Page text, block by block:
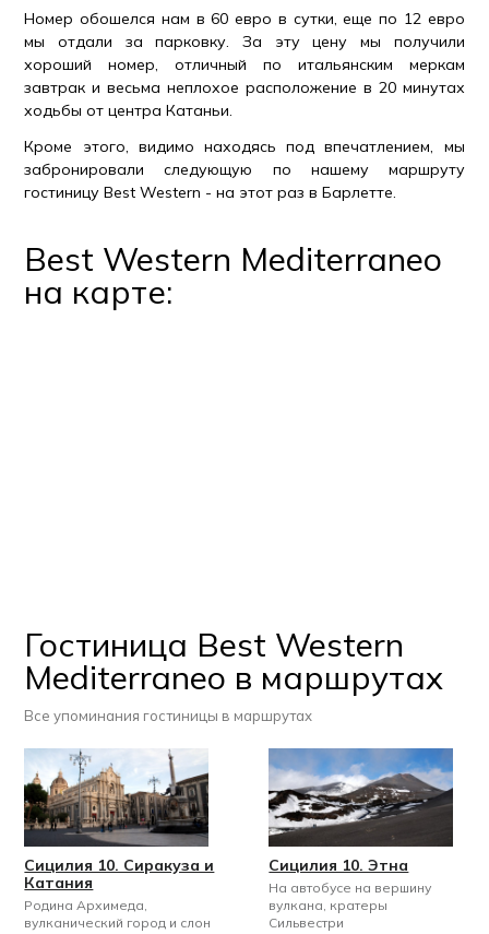
Номер обошелся нам в 60 евро в сутки, еще по 12 евро
мы отдали за парковку. За эту цену мы получили
хороший номер, отличный по итальянским меркам
завтрак и весьма неплохое расположение в 20 минутах
ходьбы от центра Катаньи.
Кроме этого, видимо находясь под впечатлением, мы
забронировали следующую по нашему маршруту
гостиницу Best Western - на этот раз в Барлетте.
Best Western Mediterraneo
на карте:
Гостиница Best Western
Mediterraneo в маршрутах
Все упоминания гостиницы в маршрутах
Сицилия 10. Сиракуза и
Катания
Родина Архимеда,
вулканический город и слон
Сицилия 10. Этна
На автобусе на вершину
вулкана, кратеры
Сильвестри